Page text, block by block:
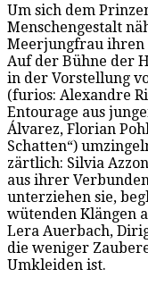
Um sich dem
Menschengestalt
Meerjungfrau ihren
Auf der Bühne der
in der Vorstellung
(furios: Alexandre
Entourage aus
Álvarez, Florian
Schatten“)
zärtlich: Silvia
aus ihrer
unterziehen sie,
wütenden Klängen
Lera Auerbach,
die weniger
Umkleiden ist.